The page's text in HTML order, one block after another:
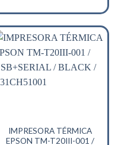
IMPRESORA TÉRMICA
EPSON TM-T20III-001 /